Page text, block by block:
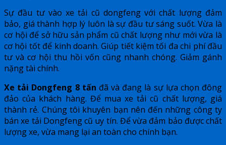
Sự đầu tư vào xe tải cũ dongfeng với chất lượng đảm
bảo, giá thành hợp lý luôn là sự đầu tư sáng suốt. Vừa là
cơ hội để sở hữu sản phẩm cũ chất lượng như mới vừa là
cơ hội tốt để kinh doanh. Giúp tiết kiệm tối đa chi phí đầu
tư và cơ hội thu hồi vốn cũng nhanh chóng. Giảm gánh
nặng tài chính.
Xe tải Dongfeng 8 tấn đã và đang là sự lựa chọn đông
đảo của khách hàng. Để mua xe tải cũ chất lượng, giá
thành rẻ. Chúng tôi khuyên bạn nên đến những công ty
bán xe tải Dongfeng cũ uy tín. Để vừa đảm bảo được chất
lượng xe, vừa mang lại an toàn cho chính bạn.